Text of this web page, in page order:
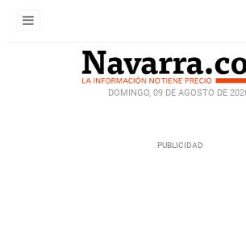
DOMINGO, 09 DE AGOSTO DE